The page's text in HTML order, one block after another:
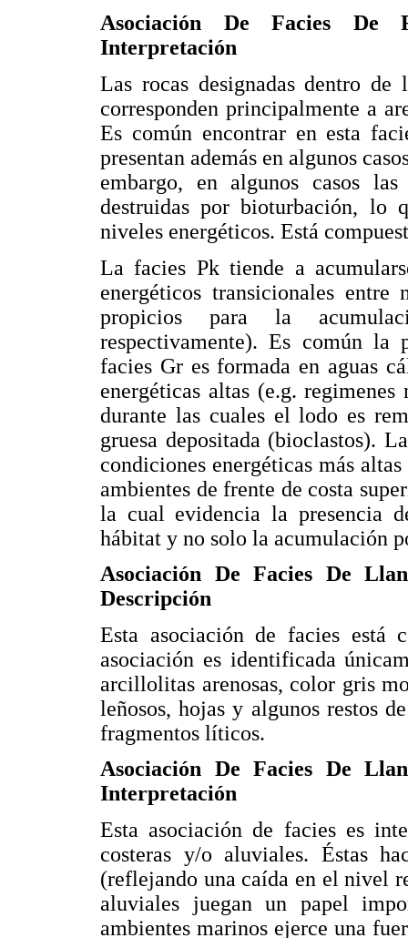
Asociación De Facies De
Interpretación
Las rocas designadas dentro
corresponden principalmente a
Es común encontrar en esta
presentan además en algunos
embargo, en algunos casos las
destruidas por bioturbación, lo
niveles energéticos. Está
La facies Pk tiende a
energéticos transicionales
propicios para la
respectivamente). Es común la
facies Gr es formada en aguas
energéticas altas (e.g.
durante las cuales el lodo es
gruesa depositada (bioclastos).
condiciones energéticas más
ambientes de frente de costa
la cual evidencia la presencia
hábitat y no solo la acumulación
Asociación De Facies De
Descripción
Esta asociación de facies está
asociación es identificada
arcillolitas arenosas, color gris
leñosos, hojas y algunos restos
fragmentos líticos.
Asociación De Facies De
Interpretación
Esta asociación de facies es
costeras y/o aluviales. Éstas
(reflejando una caída en el nivel
aluviales juegan un papel
ambientes marinos ejerce una